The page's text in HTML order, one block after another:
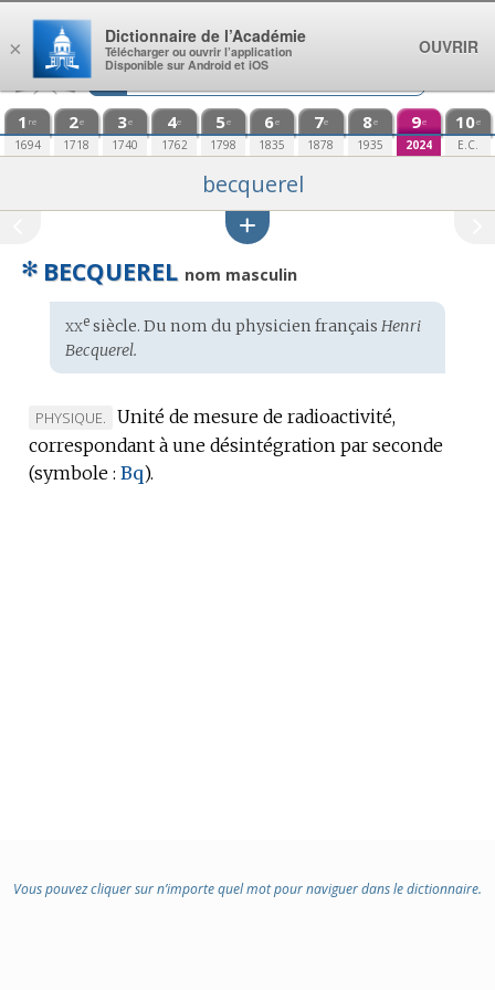
Aller au contenu
1 re
1694
2e
1718
3e
1740
4e
1762
5e
1798
6e
1835
7e
1878
8e
1935
9e
2024
10e
E.C.
becquerel
✻ BECQUEREL nom masculin
Étymologie
:
xxesiècle. Du nom du physicien français Henri
Becquerel.
MARQUE
DE
DOMAINE
PHYSIQUE.
Unité de mesure de radioactivité,
correspondant à une désintégration par seconde
(symbole : Bq).
Vous pouvez cliquer sur n’importe quel mot pour naviguer dans le dictionnaire.
×
Dictionnaire de l’Académie
Télécharger ou ouvrir l’application
Disponible sur Android et iOS
OUVRIR